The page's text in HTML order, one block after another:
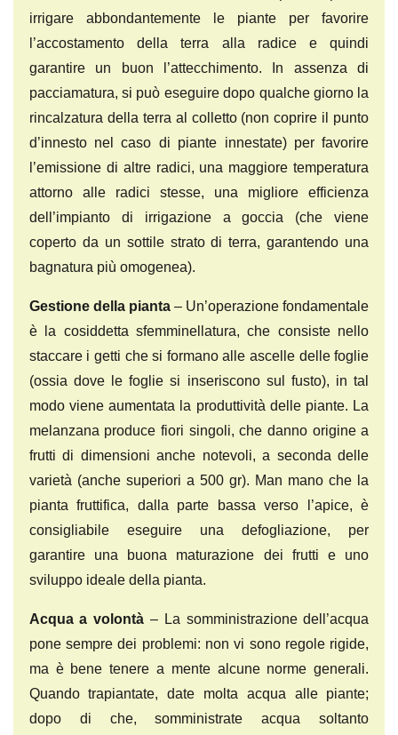
irrigare abbondantemente le piante per favorire
l’accostamento della terra alla radice e quindi
garantire un buon l’attecchimento. In assenza di
pacciamatura, si può eseguire dopo qualche giorno la
rincalzatura della terra al colletto (non coprire il punto
d’innesto nel caso di piante innestate) per favorire
l’emissione di altre radici, una maggiore temperatura
attorno alle radici stesse, una migliore efficienza
dell’impianto di irrigazione a goccia (che viene
coperto da un sottile strato di terra, garantendo una
bagnatura più omogenea).
Gestione della pianta– Un’operazione fondamentale
è la cosiddetta sfemminellatura, che consiste nello
staccare i getti che si formano alle ascelle delle foglie
(ossia dove le foglie si inseriscono sul fusto), in tal
modo viene aumentata la produttività delle piante. La
melanzana produce fiori singoli, che danno origine a
frutti di dimensioni anche notevoli, a seconda delle
varietà (anche superiori a 500 gr). Man mano che la
pianta fruttifica, dalla parte bassa verso l’apice, è
consigliabile eseguire una defogliazione, per
garantire una buona maturazione dei frutti e uno
sviluppo ideale della pianta.
Acqua a volontà – La somministrazione dell’acqua
pone sempre dei problemi: non vi sono regole rigide,
ma è bene tenere a mente alcune norme generali.
Quando trapiantate, date molta acqua alle piante;
dopo di che, somministrate acqua soltanto